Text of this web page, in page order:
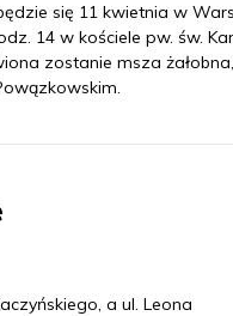
się 11 kwietnia w
14 w kościele pw. św.
zostanie msza
a ul. Leona